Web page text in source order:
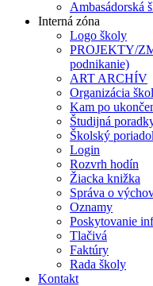
Ambasádorská
Interná zóna
Logo školy
PROJEKTY/
podnikanie)
ART ARCHÍV
Organizácia
Kam po
Študijná
Školský
Login
Rozvrh hodín
Žiacka knižka
Správa o
Oznamy
Poskytovanie
Tlačivá
Faktúry
Rada školy
Kontakt